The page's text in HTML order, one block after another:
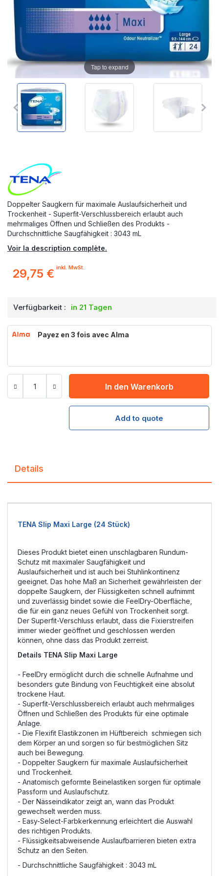
Doppelter Saugkern für maximale Auslaufsicherheit und
Trockenheit - Superfit-Verschlussbereich erlaubt auch
mehrmaliges Öffnen und Schließen des Produkts -
Durchschnittliche Saugfähigkeit : 3043 mL
Voir la description complète.
29,75 € inkl. MwSt.
Verfügbarkeit : in 21 Tagen
Payez en 3 fois avec Alma
In den Warenkorb
Add to quote
Tap to expand
Details
TENA Slip Maxi Large (24 Stück)
Dieses Produkt bietet einen unschlagbaren Rundum-
Schutz mit maximaler Saugfähigkeit und
Auslaufsicherheit und ist auch bei Stuhlinkontinenz
geeignet. Das hohe Maß an Sicherheit gewährleisten der
doppelte Saugkern, der Flüssigkeiten schnell aufnimmt
und zuverlässig bindet sowie die FeelDry-Oberfläche,
die für ein ganz neues Gefühl von Trockenheit sorgt.
Der Superfit-Verschluss erlaubt, dass die Fixierstreifen
immer wieder geöffnet und geschlossen werden
können, ohne dass das Produkt zerreist.
Details TENA Slip Maxi Large
- FeelDry ermöglicht durch die schnelle Aufnahme und
besonders gute Bindung von Feuchtigkeit eine absolut
trockene Haut.
- Superfit-Verschlussbereich erlaubt auch mehrmaliges
Öffnen und Schließen des Produkts für eine optimale
Anlage.
- Die Flexifit Elastikzonen im Hüftbereich schmiegen sich
dem Körper an und sorgen so für bestmöglichen Sitz
auch bei Bewegung.
- Doppelter Saugkern für maximale Auslaufsicherheit
und Trockenheit.
- Anatomisch geformte Beinelastiken sorgen für optimale
Passform und Auslaufschutz.
- Der Nässeindikator zeigt an, wann das Produkt
gewechselt werden muss.
- Easy-Select-Farbkerkennung erleichtert die Auswahl
des richtigen Produkts.
- Flüssigkeitsabweisende Auslaufbarrieren bieten extra
Schutz an den Seiten.
- Durchschnittliche Saugfähigkeit : 3043 mL